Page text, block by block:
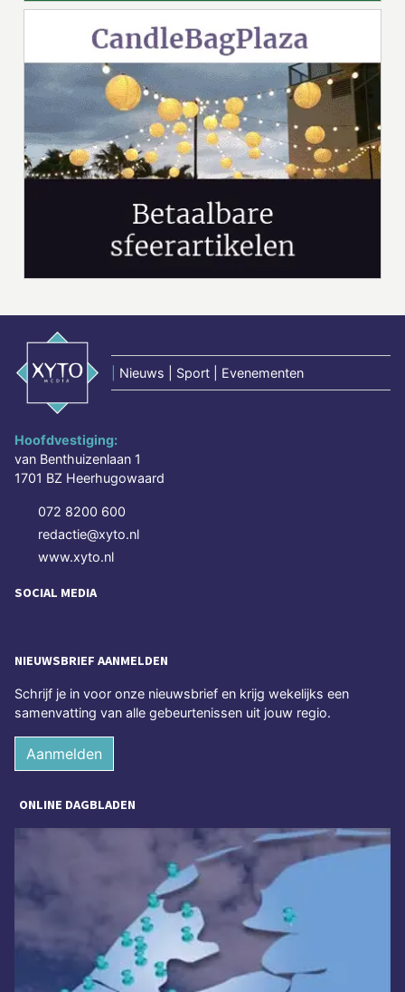
Nieuws | Sport | Evenementen
Hoofdvestiging:
van Benthuizenlaan 1
1701 BZ Heerhugowaard
072 8200 600
redactie@xyto.nl
www.xyto.nl
SOCIAL MEDIA
NIEUWSBRIEF AANMELDEN
Schrijf je in voor onze nieuwsbrief en krijg wekelijks een
samenvatting van alle gebeurtenissen uit jouw regio.
Aanmelden
ONLINE DAGBLADEN